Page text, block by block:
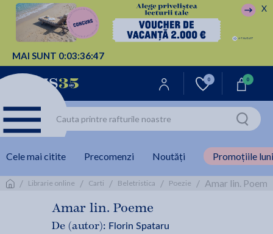
MAI SUNT 0:03:36:47
X
0 0
Cele mai citite Precomenzi Noutăți Promoțiile
/ Librarie online / Carti / Beletristica / Poezie / Amar lin.
Amar lin. Poeme
De (autor): Florin Spataru